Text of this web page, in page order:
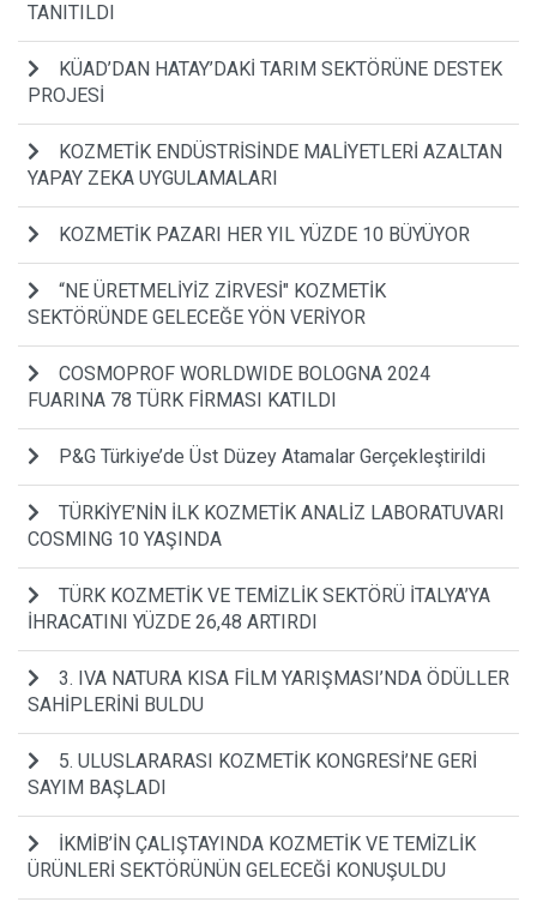
TANITILDI
KÜAD’DAN HATAY’DAKİ TARIM SEKTÖRÜNE DESTEK
PROJESİ
KOZMETİK ENDÜSTRİSİNDE MALİYETLERİ AZALTAN
YAPAY ZEKA UYGULAMALARI
KOZMETİK PAZARI HER YIL YÜZDE 10 BÜYÜYOR
“NE ÜRETMELİYİZ ZİRVESİ" KOZMETİK
SEKTÖRÜNDE GELECEĞE YÖN VERİYOR
COSMOPROF WORLDWIDE BOLOGNA 2024
FUARINA 78 TÜRK FİRMASI KATILDI
P&G Türkiye’de Üst Düzey Atamalar Gerçekleştirildi
TÜRKİYE’NİN İLK KOZMETİK ANALİZ LABORATUVARI
COSMING 10 YAŞINDA
TÜRK KOZMETİK VE TEMİZLİK SEKTÖRÜ İTALYA’YA
İHRACATINI YÜZDE 26,48 ARTIRDI
3. IVA NATURA KISA FİLM YARIŞMASI’NDA ÖDÜLLER
SAHİPLERİNİ BULDU
5. ULUSLARARASI KOZMETİK KONGRESİ’NE GERİ
SAYIM BAŞLADI
İKMİB’İN ÇALIŞTAYINDA KOZMETİK VE TEMİZLİK
ÜRÜNLERİ SEKTÖRÜNÜN GELECEĞİ KONUŞULDU